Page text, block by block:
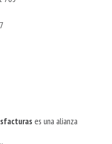
es una alianza